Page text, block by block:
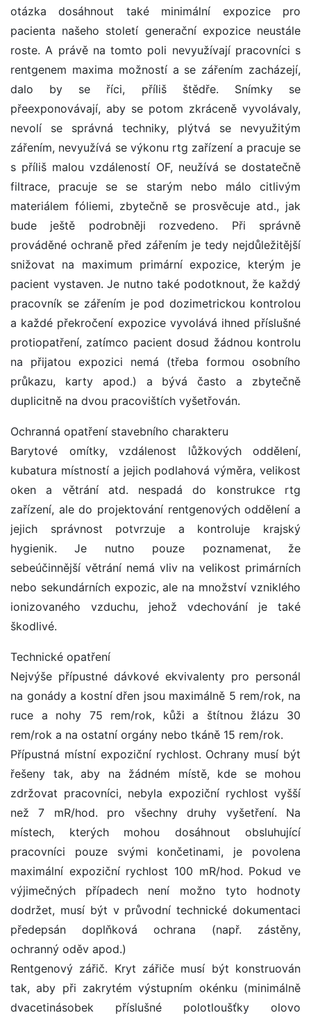
otázka dosáhnout také minimální expozice pro
pacienta našeho století generační expozice neustále
roste. A právě na tomto poli nevyužívají pracovníci s
rentgenem maxima možností a se zářením zacházejí,
dalo by se říci, příliš štědře. Snímky se
přeexponovávají, aby se potom zkráceně vyvolávaly,
nevolí se správná techniky, plýtvá se nevyužitým
zářením, nevyužívá se výkonu rtg zařízení a pracuje se
s příliš malou vzdáleností OF, neužívá se dostatečně
filtrace, pracuje se se starým nebo málo citlivým
materiálem fóliemi, zbytečně se prosvěcuje atd., jak
bude ještě podrobněji rozvedeno. Při správně
prováděné ochraně před zářením je tedy nejdůležitější
snižovat na maximum primární expozice, kterým je
pacient vystaven. Je nutno také podotknout, že každý
pracovník se zářením je pod dozimetrickou kontrolou
a každé překročení expozice vyvolává ihned příslušné
protiopatření, zatímco pacient dosud žádnou kontrolu
na přijatou expozici nemá (třeba formou osobního
průkazu, karty apod.) a bývá často a zbytečně
duplicitně na dvou pracovištích vyšetřován.
Ochranná opatření stavebního charakteru
Barytové omítky, vzdálenost lůžkových oddělení,
kubatura místností a jejich podlahová výměra, velikost
oken a větrání atd. nespadá do konstrukce rtg
zařízení, ale do projektování rentgenových oddělení a
jejich správnost potvrzuje a kontroluje krajský
hygienik. Je nutno pouze poznamenat, že
sebeúčinnější větrání nemá vliv na velikost primárních
nebo sekundárních expozic, ale na množství vzniklého
ionizovaného vzduchu, jehož vdechování je také
škodlivé.
Technické opatření
Nejvýše přípustné dávkové ekvivalenty pro personál
na gonády a kostní dřen jsou maximálně 5 rem/rok, na
ruce a nohy 75 rem/rok, kůži a štítnou žlázu 30
rem/rok a na ostatní orgány nebo tkáně 15 rem/rok.
Přípustná místní expoziční rychlost. Ochrany musí být
řešeny tak, aby na žádném místě, kde se mohou
zdržovat pracovníci, nebyla expoziční rychlost vyšší
než 7 mR/hod. pro všechny druhy vyšetření. Na
místech, kterých mohou dosáhnout obsluhující
pracovníci pouze svými končetinami, je povolena
maximální expoziční rychlost 100 mR/hod. Pokud ve
výjimečných případech není možno tyto hodnoty
dodržet, musí být v průvodní technické dokumentaci
předepsán doplňková ochrana (např. zástěny,
ochranný oděv apod.)
Rentgenový zářič. Kryt zářiče musí být konstruován
tak, aby při zakrytém výstupním okénku (minimálně
dvacetinásobek příslušné polotloušťky olovo